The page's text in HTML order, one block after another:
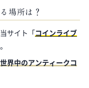
場所は？
サイト「 コインライブ
界中のアンティークコ